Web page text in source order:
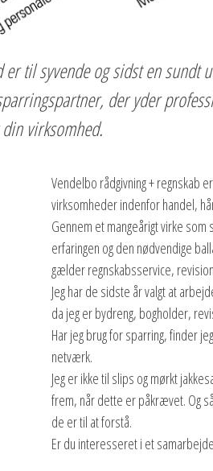
til syvende og sidst en sundt
der yder
virksomhed.
Vendelbo rådgivning + regnskab
virksomheder indenfor handel,
Gennem et mangeårigt virke
erfaringen og den nødvendige
gælder regnskabsservice,
Jeg har de sidste år valgt at
da jeg er bydreng, bogholder,
Har jeg brug for sparring, finder
netværk.
Jeg er ikke til slips og mørkt
frem, når dette er påkrævet. Og
de er til at forstå.
Er du interesseret i et